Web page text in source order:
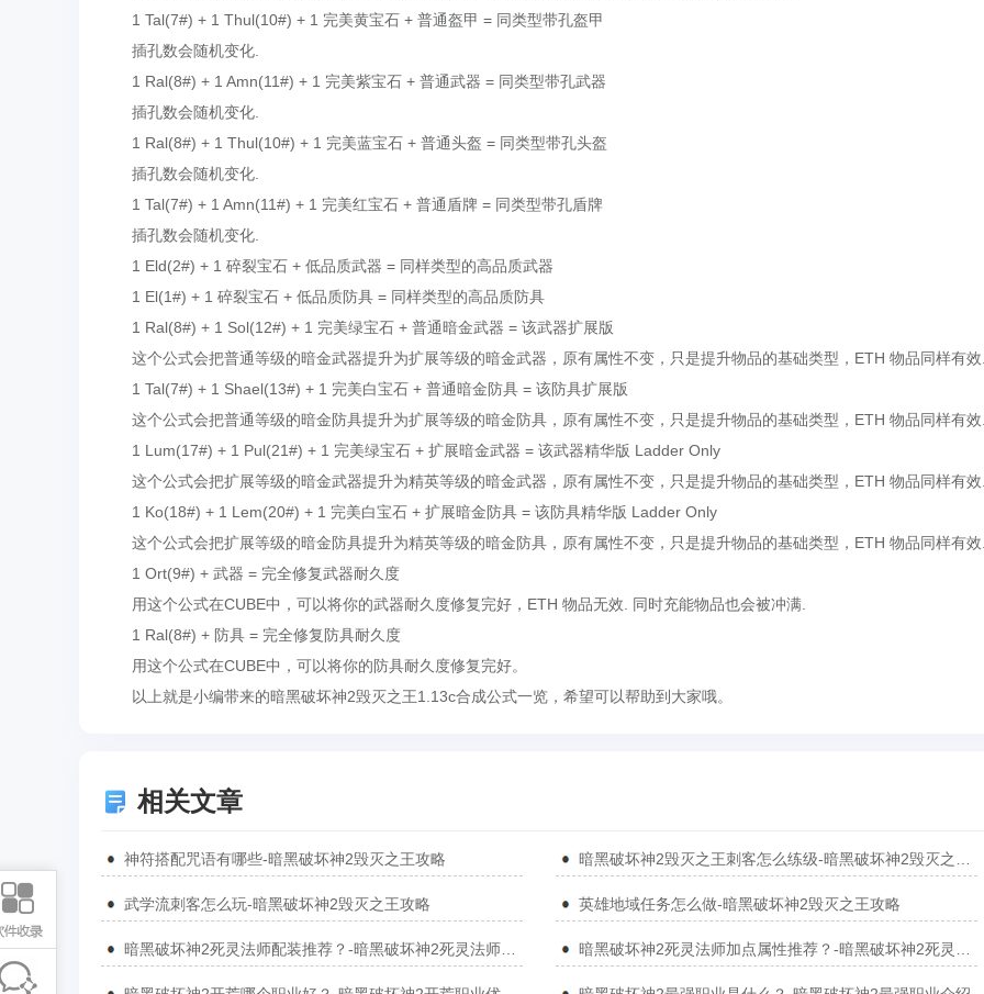
1 Tal(7#) + 1 Thul(10#) + 1 完美黄宝石 + 普通盔甲 = 同类型带孔盔甲
插孔数会随机变化.
1 Ral(8#) + 1 Amn(11#) + 1 完美紫宝石 + 普通武器 = 同类型带孔武器
插孔数会随机变化.
1 Ral(8#) + 1 Thul(10#) + 1 完美蓝宝石 + 普通头盔 = 同类型带孔头盔
插孔数会随机变化.
1 Tal(7#) + 1 Amn(11#) + 1 完美红宝石 + 普通盾牌 = 同类型带孔盾牌
插孔数会随机变化.
1 Eld(2#) + 1 碎裂宝石 + 低品质武器 = 同样类型的高品质武器
1 El(1#) + 1 碎裂宝石 + 低品质防具 = 同样类型的高品质防具
1 Ral(8#) + 1 Sol(12#) + 1 完美绿宝石 + 普通暗金武器 = 该武器扩展版
这个公式会把普通等级的暗金武器提升为扩展等级的暗金武器，原有属性不变，只是提升物品的基础类型，ETH 物品同样有
1 Tal(7#) + 1 Shael(13#) + 1 完美白宝石 + 普通暗金防具 = 该防具扩展版
这个公式会把普通等级的暗金防具提升为扩展等级的暗金防具，原有属性不变，只是提升物品的基础类型，ETH 物品同样有
1 Lum(17#) + 1 Pul(21#) + 1 完美绿宝石 + 扩展暗金武器 = 该武器精华版 Ladder Only
这个公式会把扩展等级的暗金武器提升为精英等级的暗金武器，原有属性不变，只是提升物品的基础类型，ETH 物品同样有
1 Ko(18#) + 1 Lem(20#) + 1 完美白宝石 + 扩展暗金防具 = 该防具精华版 Ladder Only
这个公式会把扩展等级的暗金防具提升为精英等级的暗金防具，原有属性不变，只是提升物品的基础类型，ETH 物品同样有
1 Ort(9#) + 武器 = 完全修复武器耐久度
用这个公式在CUBE中，可以将你的武器耐久度修复完好，ETH 物品无效. 同时充能物品也会被冲满.
1 Ral(8#) + 防具 = 完全修复防具耐久度
用这个公式在CUBE中，可以将你的防具耐久度修复完好。
以上就是小编带来的暗黑破坏神2毁灭之王1.13c合成公式一览，希望可以帮助到大家哦。
相关文章
神符搭配咒语有哪些-暗黑破坏神2毁灭之王攻略
武学流刺客怎么玩-暗黑破坏神2毁灭之王攻略 英雄地域任务怎么做-暗黑破坏神2毁灭之王攻略